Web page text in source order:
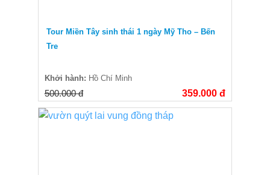
Tour Miền Tây sinh thái 1 ngày Mỹ Tho – Bến
Tre
Khởi hành: Hồ Chí Minh
500.000 đ 359.000 đ